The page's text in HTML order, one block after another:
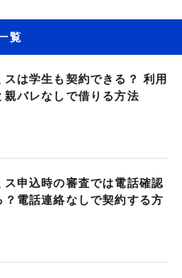
覧
スは学生も契約できる？ 利用
親バレなしで借りる方法
ス申込時の審査では電話確認
？電話連絡なしで契約する方